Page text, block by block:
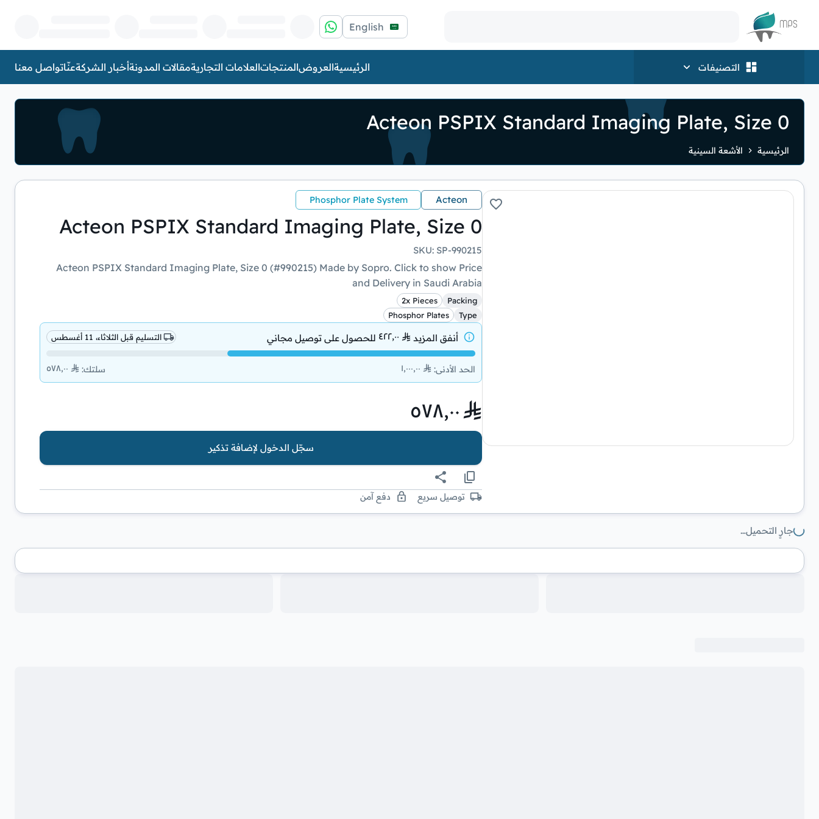
الشعار English
التصنيفات الرئيسيةالعروضالمنتجاتالعلامات التجاريةمقالات المدونةأخبار الشركةعنّاتواصل معنا
Acteon PSPIX Standard Imaging Plate, Size 0
الرئيسية الأشعة السينية
Acteon
Phosphor Plate System
Acteon PSPIX Standard Imaging Plate, Size 0
SKU: SP-990215
Acteon PSPIX Standard Imaging Plate, Size 0 (#990215) Made by Sopro. Click to show Price
and Delivery in Saudi Arabia
Packing
2x Pieces
Type
Phosphor Plates
أنفق المزيد ٤٢٢٫٠٠ للحصول على توصيل مجاني التسليم قبل الثلاثاء، 11 أغسطس
الحد الأدنى: ١٬٠٠٠٫٠٠ سلتك: ٥٧٨٫٠٠
٥٧٨٫٠٠
سجّل الدخول لإضافة تذكير
توصيل سريع دفع آمن
جارٍ التحميل…